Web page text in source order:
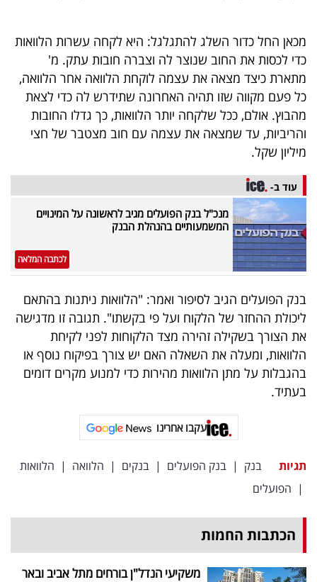
פעולה
דרושים
ניוזלטרים
מייל
אדום
פרסמו
באייס
עקבו
אחרינו:
מכאן החל כדור השלג להתגלגל: היא לקחה עשרות הלוואות
כדי לכסות את החוב שנוצר לה וצברה חובות עתק. מ'
מתארת כיצד מצאה את עצמה לוקחת הלוואה אחר הלוואה,
כל פעם מקווה שזו תהיה האחרונה שתידרש לה כדי לצאת
מהבוץ. אולם, ככל שלקחה יותר הלוואות, כך גדלו החובות
והריביות, עד שמצאה את עצמה עם חוב מצטבר של חצי
מיליון שקל.
עוד ב-
מנכ"ל בנק הפועלים מגיב לראשונה על המינויים
המשמעותיים בהנהלת הבנק
לכתבה המלאה
בנק הפועלים הגיב לסיפור ואמר: "הלוואות ניתנות בהתאם
ליכולת ההחזר של הלקוח ועל פי בקשתו". תגובה זו מדגישה
את הצורך בשקילה זהירה מצד הלקוחות לפני לקיחת
הלוואות, ומעלה את השאלה האם יש צורך בפיקוח נוסף או
בהגבלות על מתן הלוואות מהירות כדי למנוע מקרים דומים
בעתיד.
עקבו אחרינו
תגיות בנק | בנק הפועלים | בנקים | הלוואה | הלוואות
| הפועלים
הכתבות החמות
משקיעי הנדל"ן בורחים מתל אביב ובאר